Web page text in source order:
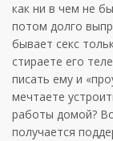
как ни в чем не
потом долго
бывает секс
стираете его
писать ему и
мечтаете
работы домой?
получается